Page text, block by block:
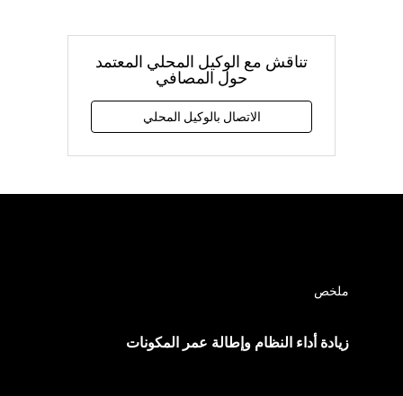
تناقش مع الوكيل المحلي المعتمد
حول المصافي
الاتصال بالوكيل المحلي
ملخص
زيادة أداء النظام وإطالة عمر المكونات